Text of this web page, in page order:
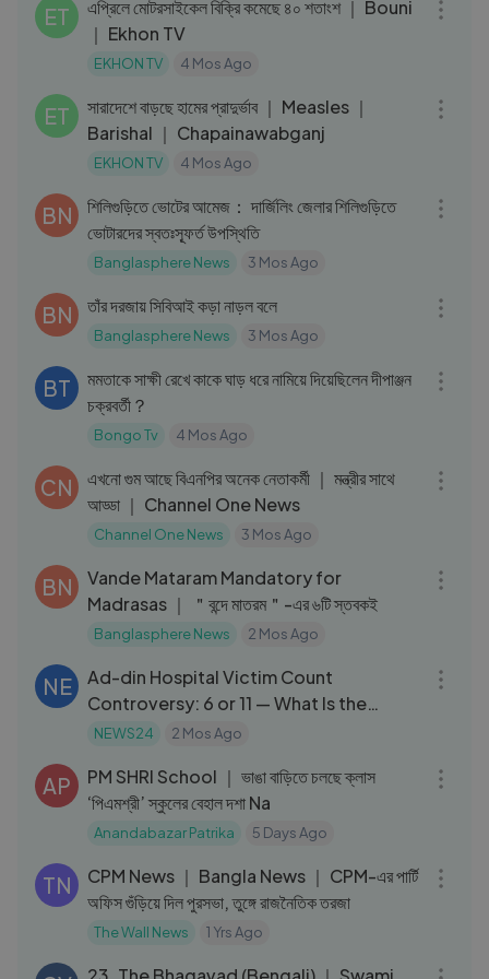
ET
এপ্রিলে মোটরসাইকেল বিক্রি কমেছে ৪০ শতাংশ ｜ Bouni
｜ Ekhon TV
EKHON TV 4 Mos Ago
ET
সারাদেশে বাড়ছে হামের প্রাদুর্ভাব ｜ Measles ｜
Barishal ｜ Chapainawabganj
EKHON TV 4 Mos Ago
BN
শিলিগুড়িতে ভোটের আমেজ： দার্জিলিং জেলার শিলিগুড়িতে
ভোটারদের স্বতঃস্ফূর্ত উপস্থিতি
Banglasphere News 3 Mos Ago
BN তাঁর দরজায় সিবিআই কড়া নাড়ল বলে
Banglasphere News 3 Mos Ago
BT
মমতাকে সাক্ষী রেখে কাকে ঘাড় ধরে নামিয়ে দিয়েছিলেন দীপাঞ্জন
চক্রবর্তী？
Bongo Tv 4 Mos Ago
CN
এখনো গুম আছে বিএনপির অনেক নেতাকর্মী ｜ মন্ত্রীর সাথে
আড্ডা ｜ Channel One News
Channel One News 3 Mos Ago
BN
Vande Mataram Mandatory for
Madrasas ｜ ＂বন্দে মাতরম＂-এর ৬টি স্তবকই
Banglasphere News 2 Mos Ago
NE
Ad-din Hospital Victim Count
Controversy: 6 or 11 — What Is the
Truth?
NEWS24 2 Mos Ago
AP
PM SHRI School ｜ ভাঙা বাড়িতে চলছে ক্লাস
‘পিএমশ্রী’ স্কুলের বেহাল দশা Na
Anandabazar Patrika 5 Days Ago
TN
CPM News ｜ Bangla News ｜ CPM-এর পার্টি
অফিস গুঁড়িয়ে দিল পুরসভা, তুঙ্গে রাজনৈতিক তরজা
The Wall News 1 Yrs Ago